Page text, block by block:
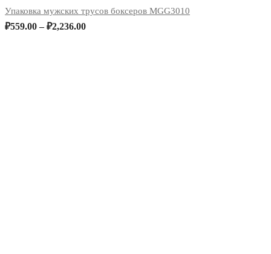
Упаковка мужских трусов боксеров MGG3010
₽559.00–₽2,236.00